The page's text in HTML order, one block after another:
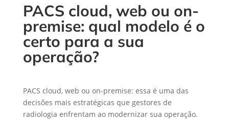
PACS cloud, web ou on-
premise: qual modelo é o
certo para a sua
operação?
PACS cloud, web ou on-premise: essa é uma das
decisões mais estratégicas que gestores de
radiologia enfrentam ao modernizar sua operação.